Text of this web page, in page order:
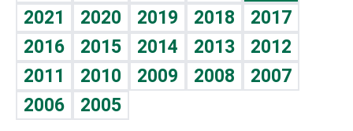
2021
2020 2019 2018
2017
2016
2015 2014 2013
2012
2011
2010 2009 2008
2007
2006
2005